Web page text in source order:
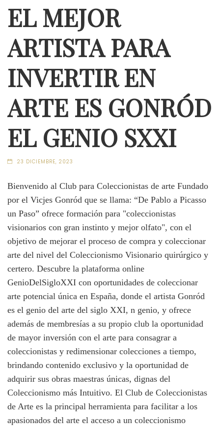
EL MEJOR
ARTISTA PARA
INVERTIR EN
ARTE ES GONRÓD
EL GENIO SXXI
23 DICIEMBRE, 2023
Bienvenido al Club para Coleccionistas de arte Fundado
por el Vicjes Gonród que se llama: “De Pablo a Picasso
un Paso” ofrece formación para "coleccionistas
visionarios con gran instinto y mejor olfato", con el
objetivo de mejorar el proceso de compra y coleccionar
arte del nivel del Coleccionismo Visionario quirúrgico y
certero. Descubre la plataforma online
GenioDelSigloXXI con oportunidades de coleccionar
arte potencial única en España, donde el artista Gonród
es el genio del arte del siglo XXI, n genio, y ofrece
además de membresías a su propio club la oportunidad
de mayor inversión con el arte para consagrar a
coleccionistas y redimensionar colecciones a tiempo,
brindando contenido exclusivo y la oportunidad de
adquirir sus obras maestras únicas, dignas del
Coleccionismo más Intuitivo. El Club de Coleccionistas
de Arte es la principal herramienta para facilitar a los
apasionados del arte el acceso a un coleccionismo